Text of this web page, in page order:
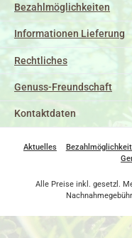
Bezahlmöglichkeiten
Informationen Lieferung
Rechtliches
Genuss-Freundschaft
Kontaktdaten
Aktuelles
Alle Preise inkl. gesetzl.